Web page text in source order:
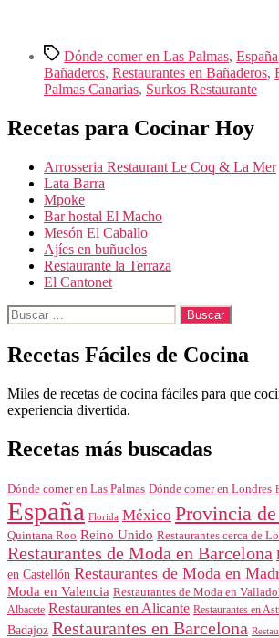
Etiquetas
Dónde comer en Las Palmas, España
Bañaderos, Restaurantes en Bañaderos,
Palmas Canarias, Surkos Restaurante
Recetas para Cocinar Hoy
Arrosseria Restaurant Le Coq & La Mer
Lata Barra
Mpoke
Bar hostal El Macho
Mesón El Caballo
Ajíes en buñuelos
Restaurante la Terraza
El Cantonet
Buscar:
Recetas Fáciles de Cocina
Miles de recetas de cocina fáciles para que
experiencia divertida.
Recetas más buscadas
Dónde comer en Las Palmas Dónde comer en Londres
España Florida México Provincia
Quintana Roo Reino Unido Restaurantes cerca de
Restaurantes de Moda en Barcelona
en Castellón Restaurantes de Moda en
Moda en Valencia Restaurantes de Moda en
Albacete Restaurantes en Alicante Restaurantes en
Badajoz Restaurantes en Barcelona